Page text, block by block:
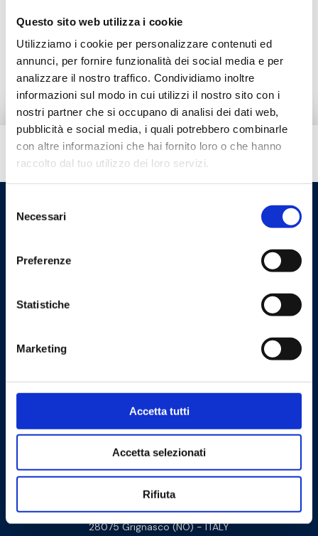
Questo sito web utilizza i cookie
Utilizziamo i cookie per personalizzare contenuti ed
annunci, per fornire funzionalità dei social media e per
analizzare il nostro traffico. Condividiamo inoltre
informazioni sul modo in cui utilizzi il nostro sito con i
nostri partner che si occupano di analisi dei dati web,
pubblicità e social media, i quali potrebbero combinarle
con altre informazioni che hai fornito loro o che hanno
raccolto dal tuo utilizzo dei loro servizi.
delNecessari
Preferenze
Statistiche
Marketing
Accetta tutti
Accetta selezionati
Rifiuta
Documentazione
Hai bisogno di aiuto?
Contattaci
Barberi Rubinetterie Industriali S.r.l. a socio unico
Cod. Fisc. e P. IVA: 00252070024
Sede logistica:Via Arturo Biella 15
28075 Grignasco (NO) - ITALY